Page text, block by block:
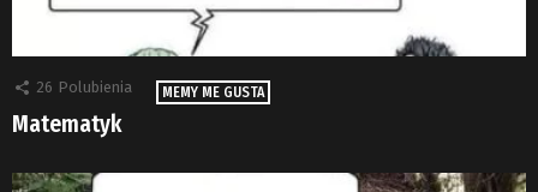
26 Polubienia MEMY ME GUSTA
Matematyk